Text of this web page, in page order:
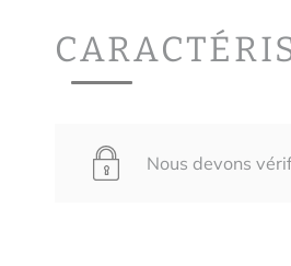
Nous devons